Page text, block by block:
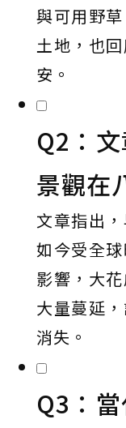
與可用野
土地，也
安。
Q2：
景觀在
文章指出
如今受全
影響，大
大量蔓延
消失。
Q3：